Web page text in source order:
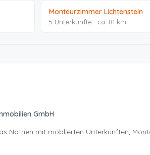
Monteurzimmer Lichtenstein
5 Unterkünfte · ca. 81 km
GmbH
Nöthen mit möblierten Unterkünften,